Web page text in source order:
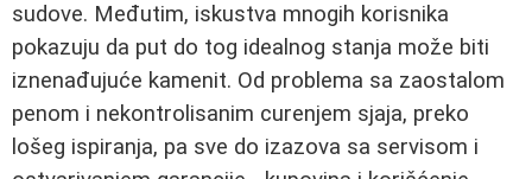
sudove. Međutim, iskustva mnogih korisnika
pokazuju da put do tog idealnog stanja može biti
iznenađujuće kamenit. Od problema sa zaostalom
penom i nekontrolisanim curenjem sjaja, preko
lošeg ispiranja, pa sve do izazova sa servisom i